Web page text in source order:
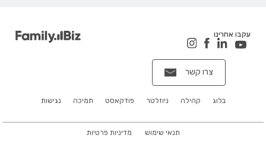
צרו קשר
נגישות תמיכה פודקאסט ניוזלטר קהילה בלוג
עקבו אחרינו
מדיניות פרטיות תנאי שימוש